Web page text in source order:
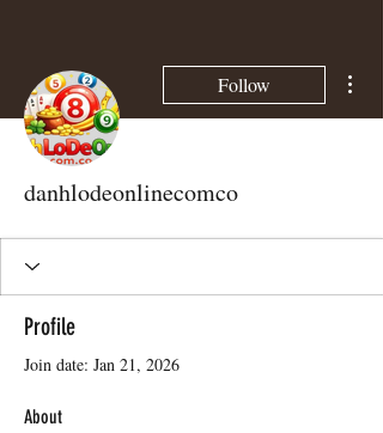
Follow
danhlodeonlinecomco
Profile
Join date: Jan 21, 2026
About